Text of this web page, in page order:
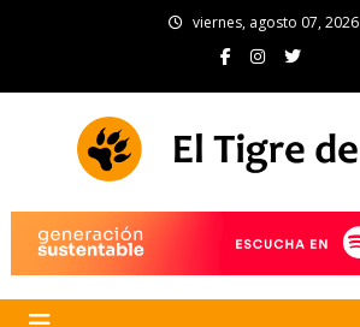
viernes, agosto 07, 2026